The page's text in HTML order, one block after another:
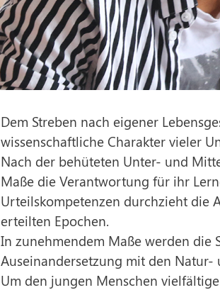
Dem Streben nach eigener
wissenschaftliche Charakter vieler
Nach der behüteten Unter- und
Maße die Verantwortung für ihr
Urteilskompetenzen durchzieht die
erteilten Epochen.
In zunehmendem Maße werden
Auseinandersetzung mit den Natur-
Um den jungen Menschen